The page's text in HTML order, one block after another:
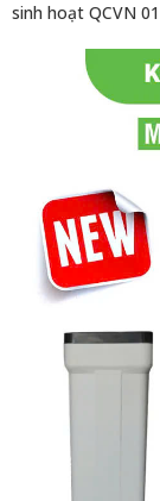
sinh hoạt QCVN